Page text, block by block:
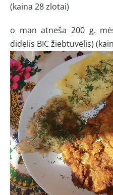
(kaina 28 zlotai)
o man atneša 200 g.
didelis BIC žiebtuvėlis)